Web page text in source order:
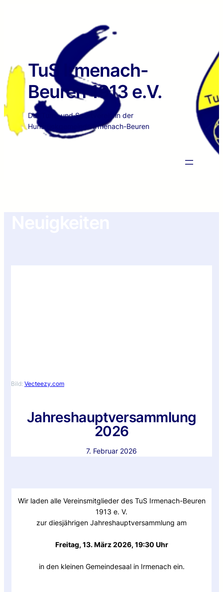
TuS Irmenach-
Beuren 1913 e.V.
Der Turn- und Sportverein in der
Hunsrückgemeinde Irmenach-Beuren
Bild: Vecteezy.com
Jahreshauptversammlung
2026
7. Februar 2026
Wir laden alle Vereinsmitglieder des TuS Irmenach-Beuren
1913 e. V.
zur diesjährigen Jahreshauptversammlung am
Freitag, 13. März 2026, 19:30 Uhr
in den kleinen Gemeindesaal in Irmenach ein.